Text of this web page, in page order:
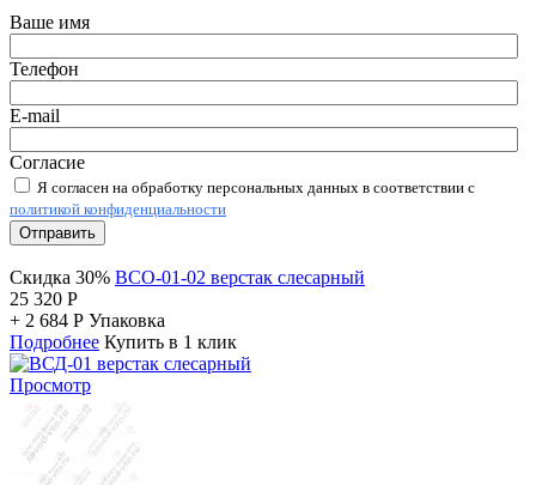
Ваше имя
Телефон
E-mail
Согласие
Я согласен на обработку персональных данных в соответствии с
политикой конфиденциальности
Отправить
Скидка 30% ВСО-01-02 верстак слесарный
25 320 Р
+ 2 684 Р Упаковка
Подробнее Купить в 1 клик
Просмотр